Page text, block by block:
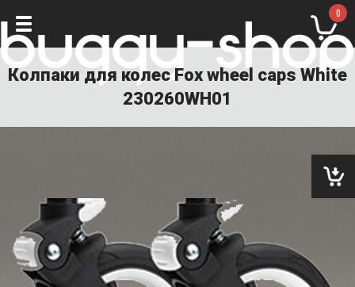
0
Колпаки для колес Fox wheel caps White
230260WH01